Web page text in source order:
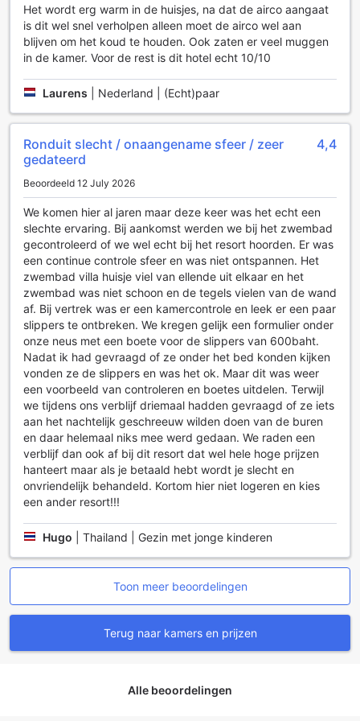
Transportfaciliteiten bij Railay Bay Resort & Spa
Bij Railay Bay Resort & Spa is het gemak van transport een
prioriteit, zodat gasten zich volledig kunnen richten op hun
ontspanning en avontuur. Het resort biedt een handige
luchthaventransferdienst aan, waarmee je zorgeloos van en
naar de luchthaven van Krabi kunt reizen. Dit zorgt ervoor
dat je na een lange vlucht snel kunt genieten van de
prachtige omgeving van Railay Bay, zonder gedoe met
openbaar vervoer of taxi's.
Daarnaast is er een uitstekende taxi-service beschikbaar,
die je in staat stelt om de regio op een comfortabele manier
te verkennen. Of je nu een dagtocht wilt maken naar
nabijgelegen eilanden of de lokale cultuur wilt ontdekken,
het personeel helpt je graag bij het regelen van de beste
opties. Voor de avontuurlijke reiziger zijn er ook diverse
tours beschikbaar, zodat je het meeste uit je verblijf kunt
halen. Bovendien biedt het resort gratis
parkeergelegenheid voor gasten die ervoor kiezen om met
de auto te komen, wat extra gemak en flexibiliteit toevoegt
aan je verblijf.
Verwen uzelf met Luxe Kamervoorzieningen in Railay Bay
Resort & Spa
Bij Railay Bay Resort & Spa ervaart u een ongeëvenaarde
luxe met een scala aan uitstekende kamervoorzieningen
die uw verblijf onvergetelijk maken. Elke kamer is uitgerust
met airconditioning, zodat u altijd kunt genieten van een
aangename temperatuur. Ontspan in uw eigen aparte
thee, bereid met de handige koffie- en theefaciliteiten. De
kamers zijn verder voorzien van een koelkast en een mini-
bar, perfect voor het koelen van uw favoriete drankjes.
Geniet elke ochtend van een vers exemplaar van de
dagelijkse krant, terwijl u zich omringt door de luxe van
De kamers zijn ontworpen met uw comfort in gedachten,
entertainmentopties, waaronder een televisie met satelliet-
Het wordt erg warm in de huisjes, na dat de airco aangaat
is dit wel snel verholpen alleen moet de airco wel aan
blijven om het koud te houden. Ook zaten er veel muggen
in de kamer. Voor de rest is dit hotel echt 10/10
Laurens Nederland | (Echt)paar
Ronduit slecht / onaangename sfeer / zeer
gedateerd
4,4
Beoordeeld 12 July 2026
We komen hier al jaren maar deze keer was het echt een
slechte ervaring. Bij aankomst werden we bij het zwembad
gecontroleerd of we wel echt bij het resort hoorden. Er was
een continue controle sfeer en was niet ontspannen. Het
zwembad villa huisje viel van ellende uit elkaar en het
zwembad was niet schoon en de tegels vielen van de wand
af. Bij vertrek was er een kamercontrole en leek er een paar
slippers te ontbreken. We kregen gelijk een formulier onder
onze neus met een boete voor de slippers van 600baht.
Nadat ik had gevraagd of ze onder het bed konden kijken
vonden ze de slippers en was het ok. Maar dit was weer
een voorbeeld van controleren en boetes uitdelen. Terwijl
we tijdens ons verblijf driemaal hadden gevraagd of ze iets
aan het nachtelijk geschreeuw wilden doen van de buren
en daar helemaal niks mee werd gedaan. We raden een
verblijf dan ook af bij dit resort dat wel hele hoge prijzen
hanteert maar als je betaald hebt wordt je slecht en
onvriendelijk behandeld. Kortom hier niet logeren en kies
een ander resort!!!
Hugo Thailand | Gezin met jonge kinderen
Toon meer beoordelingen
Terug naar kamers en prijzen
Alle beoordelingen